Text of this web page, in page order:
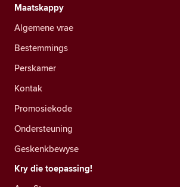
Maatskappy
Algemene vrae
Bestemmings
Perskamer
Kontak
Promosiekode
Ondersteuning
Geskenkbewyse
Kry die toepassing!